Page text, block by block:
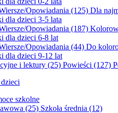
Opowiadania (125) Dla
dla dzieci 3-5 lata
Opowiadania (187)
dla dzieci 6-8 lat
Opowiadania (44) Do
dla dzieci 9-12 lat
i lektury (25) Powieści (127)
szkolne
(25) Szkoła średnia (12)